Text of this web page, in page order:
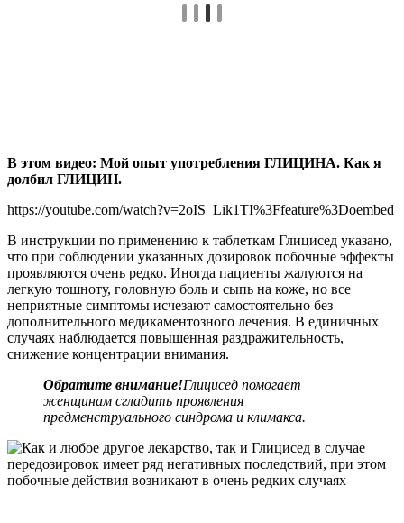
В этом видео: Мой опыт употребления ГЛИЦИНА. Как я
долбил ГЛИЦИН.
https://youtube.com/watch?v=2oIS_Lik1TI%3Ffeature%3Doembed
В инструкции по применению к таблеткам Глицисед указано,
что при соблюдении указанных дозировок побочные эффекты
проявляются очень редко. Иногда пациенты жалуются на
легкую тошноту, головную боль и сыпь на коже, но все
неприятные симптомы исчезают самостоятельно без
дополнительного медикаментозного лечения. В единичных
случаях наблюдается повышенная раздражительность,
снижение концентрации внимания.
Обратите внимание!Глицисед помогает
женщинам сгладить проявления
предменструального синдрома и климакса.